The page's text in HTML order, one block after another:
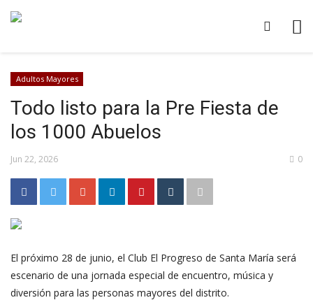
Adultos Mayores
Todo listo para la Pre Fiesta de
los 1000 Abuelos
Jun 22, 2026 0
El próximo 28 de junio, el Club El Progreso de Santa María será
escenario de una jornada especial de encuentro, música y
diversión para las personas mayores del distrito.